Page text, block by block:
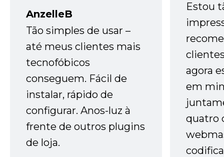
AnzelleB
Tão simples de usar –
até meus clientes mais
tecnofóbicos
conseguem. Fácil de
instalar, rápido de
configurar. Anos-luz à
frente de outros plugins
de loja.
Estou
agora
em
quatro